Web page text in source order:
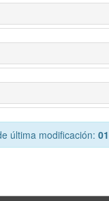
última modificación: